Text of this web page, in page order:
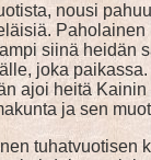
nousi
siinä
joka
ajoi heitä
ja sen